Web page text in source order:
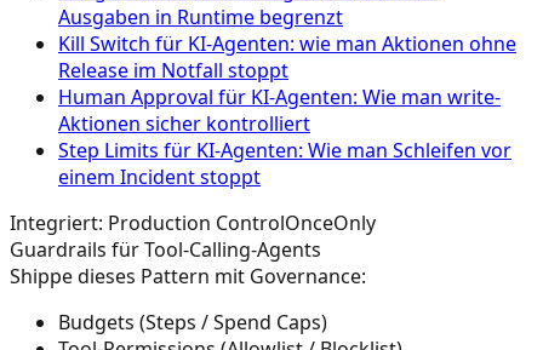
Ausgaben in Runtime begrenzt
Kill Switch für KI-Agenten: wie man Aktionen ohne
Release im Notfall stoppt
Human Approval für KI-Agenten: Wie man write-
Aktionen sicher kontrolliert
Step Limits für KI-Agenten: Wie man Schleifen vor
einem Incident stoppt
Integriert: Production ControlOnceOnly
Guardrails für Tool-Calling-Agents
Shippe dieses Pattern mit Governance:
Budgets (Steps / Spend Caps)